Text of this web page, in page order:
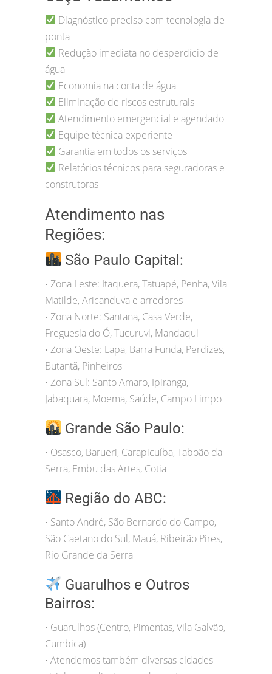
Diagnóstico preciso com tecnologia de
ponta
Redução imediata no desperdício de
água
Economia na conta de água
Eliminação de riscos estruturais
Atendimento emergencial e agendado
Equipe técnica experiente
Garantia em todos os serviços
Relatórios técnicos para seguradoras e
construtoras
Atendimento nas
Regiões:
São Paulo Capital:
• Zona Leste: Itaquera, Tatuapé, Penha, Vila
Matilde, Aricanduva e arredores
• Zona Norte: Santana, Casa Verde,
Freguesia do Ó, Tucuruvi, Mandaqui
• Zona Oeste: Lapa, Barra Funda, Perdizes,
Butantã, Pinheiros
• Zona Sul: Santo Amaro, Ipiranga,
Jabaquara, Moema, Saúde, Campo Limpo
Grande São Paulo:
• Osasco, Barueri, Carapicuíba, Taboão da
Serra, Embu das Artes, Cotia
Região do ABC:
• Santo André, São Bernardo do Campo,
São Caetano do Sul, Mauá, Ribeirão Pires,
Rio Grande da Serra
Guarulhos e Outros
Bairros:
• Guarulhos (Centro, Pimentas, Vila Galvão,
Cumbica)
• Atendemos também diversas cidades